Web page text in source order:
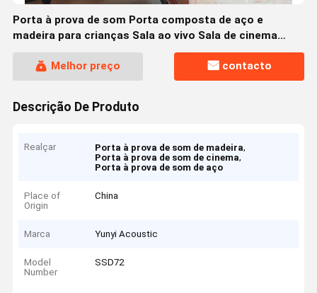
Porta à prova de som Porta composta de aço e
madeira para crianças Sala ao vivo Sala de cinema
Melhor preço
contacto
Descrição De Produto
Realçar Porta à prova de som de madeira,
Porta à prova de som de cinema,
Porta à prova de som de aço
Place of
Origin
China
Marca Yunyi Acoustic
Model
Number
SSD72